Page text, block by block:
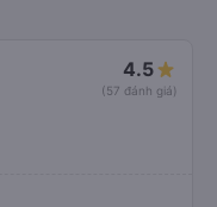
4.5
(57 đánh giá)